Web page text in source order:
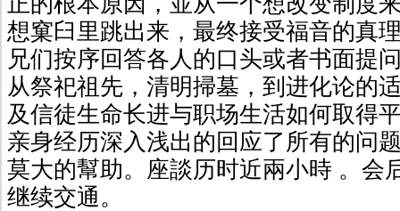
想窠臼里跳出来，最终接受福音的真
兄们按序回答各人的口头或者书面提
从祭祀祖先，清明掃墓，到进化论的
及信徒生命长进与职场生活如何取得
亲身经历深入浅出的回应了所有的问
莫大的幫助。座談历时近兩小時 。会
继续交通。